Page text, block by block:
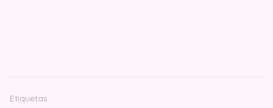
Etiquetas